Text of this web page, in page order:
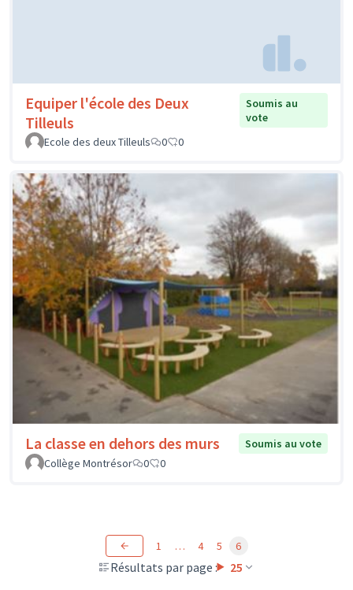
Equiper l'école des Deux
Tilleuls
Soumis au
vote
Ecole des deux Tilleuls
0 0
La classe en dehors des murs
Soumis au vote
Collège Montrésor
0 0
Résultats par page : 25
1 … 4 5 6